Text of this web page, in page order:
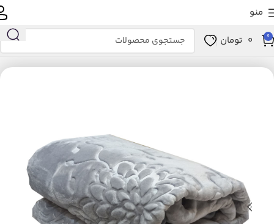
منو
0
0 تومان
خانه خانه و آشپزخانه خواب پتو